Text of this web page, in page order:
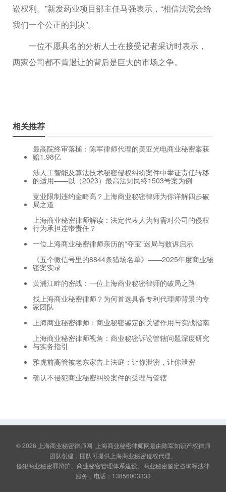
讼权利。”新发药业项目部主任马强表示，“相信法院会给
我们一个公正的判决”。
一位不愿具名的分析人士在接受记者采访时表示，
两家公司都不肯退让的背后是巨大的市场之争。
相关推荐
最高院终审落槌：陈军律师代理的美亚光电商业秘密案获
赔1.98亿
涉人工智能及算法技术秘密侵权纠纷案件中举证责任转移
的适用——以（2023）最高法知民终1503号案为例
竞业限制违约金畸高？上海商业秘密律师为你详解四步破
局之道
上海商业秘密律师解读：法定代表人为何需对公司的侵权
行为承担连带责任？
一位上海商业秘密律师亲历的“夺宝”迷局与败诉启示
《五个微信号里的8844条猎场名单》——2025年度商业秘
密案实录
黄浦江畔的密战：一位上海商业秘密律师的破局之路
找上海商业秘密律师？为何首选具备专利代理师背景的专
家团队
上海商业秘密律师：商业秘密鉴定的关键作用与实战指南
上海商业秘密律师视角：商业秘密诉讼管辖问题深度研究
与实务指引
雅虎前高管被老东家告上法庭：让你泄密，让你泄密
确认不侵犯商业秘密纠纷案件的受理与管辖
© 2026 上海商业秘密律师网 上海商业秘密律师网是由陈军知识产权律师
团队创建，团队可提供上海商业秘密侵权代理、
侵犯商业秘密罪辩护、商业秘密管理体系建设、商业秘密鉴定咨询等法律
服务，电话：13856003333